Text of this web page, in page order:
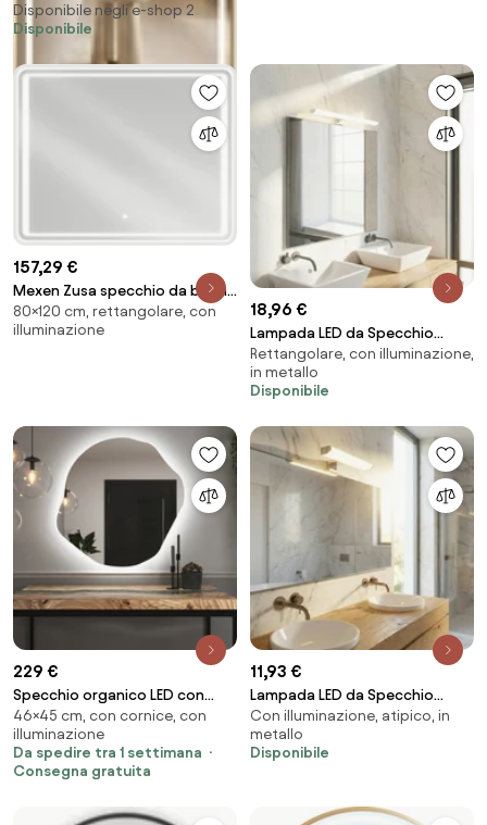
Disponibile negli e-shop 2
Disponibile
157,29 €
Mexen Zusa specchio da bagno
retroilluminato 120 x 80 cm, LED
6000K, antiappannamento -
80×120 cm, rettangolare, con
illuminazione
18,96 €
Lampada LED da Specchio
60cm 11W Stondata IP44 Tripla
Installazione Colore Bianco
Naturale 4.000K
Rettangolare, con illuminazione,
in metallo
Disponibile
229 €
Specchio organico LED con
illuminazione A35
46×45 cm, con cornice, con
illuminazione
Da spedire tra 1 settimana
Consegna gratuita
11,93 €
Lampada LED da Specchio
30cm 5W Stondata IP44 Tripla
Installazione Colore Bianco
Naturale 4.000K
Con illuminazione, atipico, in
metallo
Disponibile